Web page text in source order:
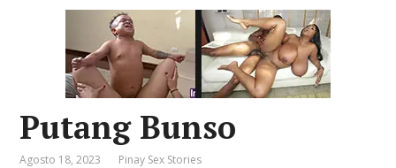
Putang Bunso
Agosto 18, 2023 Pinay Sex Stories